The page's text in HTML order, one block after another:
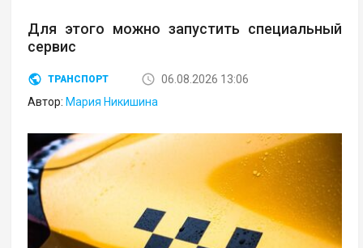
Для этого можно запустить специальный
сервис
ТРАНСПОРТ
06.08.2026 13:06
Автор: Мария Никишина